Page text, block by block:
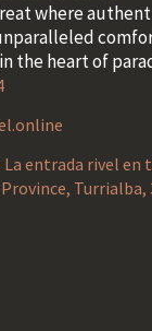
where
the heart of
entrada rivel en
Turrialba,